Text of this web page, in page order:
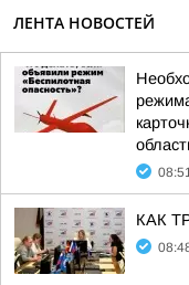
ЛЕНТА НОВОСТЕЙ
КАК